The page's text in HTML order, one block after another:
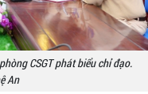
CSGT phát biểu chỉ đạo.
An